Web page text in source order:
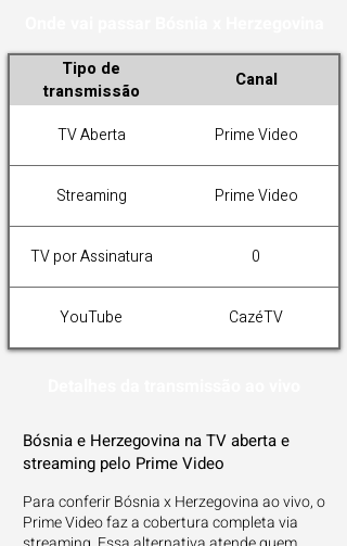
Tipo de
transmissão
Canal
TV Aberta Prime Video
Streaming Prime Video
TV por Assinatura 0
YouTube CazéTV
Bósnia e Herzegovina na TV aberta e
streaming pelo Prime Video
Para conferir Bósnia x Herzegovina ao vivo, o
Prime Video faz a cobertura completa via